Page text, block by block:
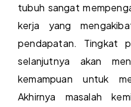
tubuh sangat
kerja yang
pendapatan. Tingkat
selanjutnya akan
kemampuan untuk
Akhirnya masalah